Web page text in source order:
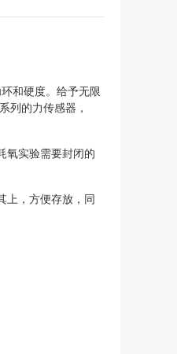
和硬度。给予无限
列的力传感器，
氧实验需要封闭的
上，方便存放，同